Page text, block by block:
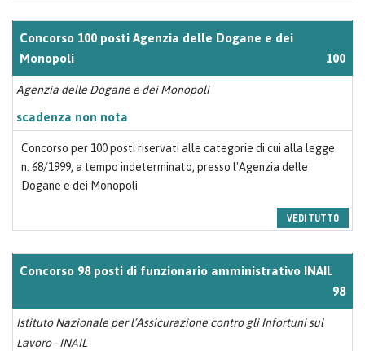
Concorso 100 posti Agenzia delle Dogane e dei
Monopoli
100
Agenzia delle Dogane e dei Monopoli
scadenza non nota
Concorso per 100 posti riservati alle categorie di cui alla legge
n. 68/1999, a tempo indeterminato, presso l'Agenzia delle
Dogane e dei Monopoli
VEDI TUTTO
Concorso 98 posti di funzionario amministrativo INAIL
98
Istituto Nazionale per l’Assicurazione contro gli Infortuni sul
Lavoro - INAIL